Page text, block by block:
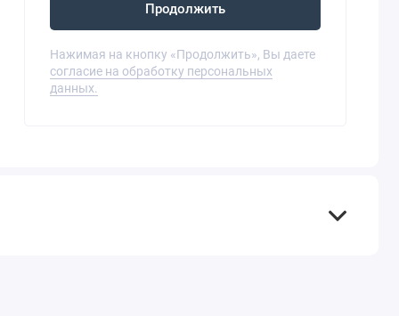
Продолжить
Нажимая на кнопку «Продолжить», Вы даете
согласие на обработку персональных
данных.